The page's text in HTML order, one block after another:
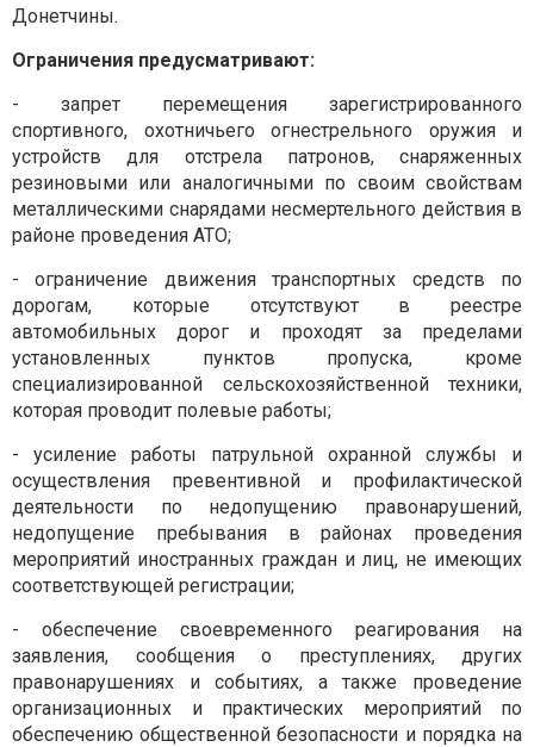
Донетчины.
Ограничения предусматривают:
- запрет перемещения зарегистрированного
спортивного, охотничьего огнестрельного оружия и
устройств для отстрела патронов, снаряженных
резиновыми или аналогичными по своим свойствам
металлическими снарядами несмертельного действия в
районе проведения АТО;
- ограничение движения транспортных средств по
дорогам, которые отсутствуют в реестре
автомобильных дорог и проходят за пределами
установленных пунктов пропуска, кроме
специализированной сельскохозяйственной техники,
которая проводит полевые работы;
- усиление работы патрульной охранной службы и
осуществления превентивной и профилактической
деятельности по недопущению правонарушений,
недопущение пребывания в районах проведения
мероприятий иностранных граждан и лиц, не имеющих
соответствующей регистрации;
- обеспечение своевременного реагирования на
заявления, сообщения о преступлениях, других
правонарушениях и событиях, а также проведение
организационных и практических мероприятий по
обеспечению общественной безопасности и порядка на